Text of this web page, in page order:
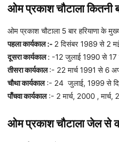
ओम प्रकाश चौटाला कितनी
ओम प्रकाश चौटाला 5 बार हरियाणा के
पहला कार्यकाल :- 2 दिसंबर 1989 से 2
दूसरा कार्यकाल: -12 जुलाई 1990 से 17
तीसरा कार्यकाल:- 22 मार्च 1991 से 6
चौथा कार्यकाल:- 24 जुलाई, 1999 से
पाँचवा कार्यकाल:- 2 मार्च, 2000 ,
ओम प्रकाश चौटाला जेल से